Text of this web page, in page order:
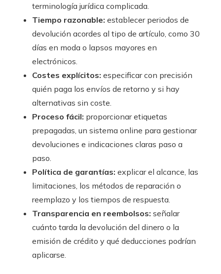
terminología jurídica complicada.
Tiempo razonable: establecer periodos de
devolución acordes al tipo de artículo, como 30
días en moda o lapsos mayores en
electrónicos.
Costes explícitos: especificar con precisión
quién paga los envíos de retorno y si hay
alternativas sin coste.
Proceso fácil: proporcionar etiquetas
prepagadas, un sistema online para gestionar
devoluciones e indicaciones claras paso a
paso.
Política de garantías: explicar el alcance, las
limitaciones, los métodos de reparación o
reemplazo y los tiempos de respuesta.
Transparencia en reembolsos: señalar
cuánto tarda la devolución del dinero o la
emisión de crédito y qué deducciones podrían
aplicarse.